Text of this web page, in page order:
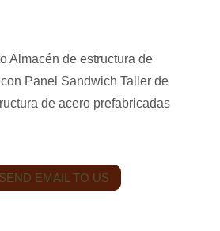
Almacén de estructura de
Panel Sandwich Taller de
de acero prefabricadas
SEND EMAIL TO US